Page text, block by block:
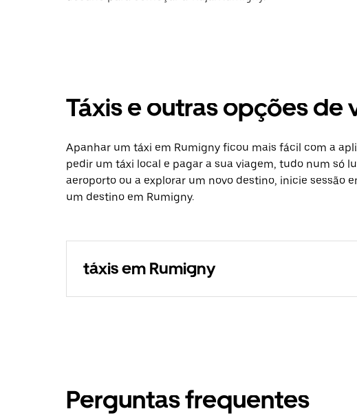
Táxis e outras opções de
Apanhar um táxi em Rumigny ficou mais fácil com a
pedir um táxi local e pagar a sua viagem, tudo num só
aeroporto ou a explorar um novo destino, inicie sessão
um destino em Rumigny.
táxis em Rumigny
Perguntas frequentes